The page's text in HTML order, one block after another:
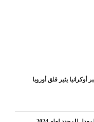
يثير قلق أوروبا